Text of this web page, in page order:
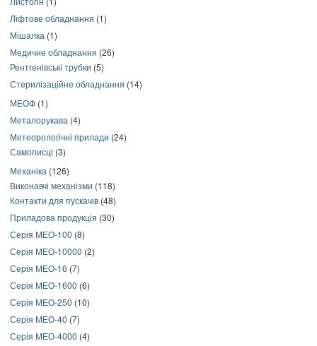
Ліфтове обладнання (1)
Мішалка (1)
Медичне обладнання (26)
Рентгенівські трубки (5)
Стерилізаційне обладнання (14)
МЕОФ (1)
Металорукава (4)
Метеорологічні прилади (24)
Самописці (3)
Механіка (126)
Виконавчі механізми (118)
Контакти для пускачів (48)
Приладова продукція (30)
Серія МЕО-100 (8)
Серія МЕО-10000 (2)
Серія МЕО-16 (7)
Серія МЕО-1600 (6)
Серія МЕО-250 (10)
Серія МЕО-40 (7)
Серія МЕО-4000 (4)